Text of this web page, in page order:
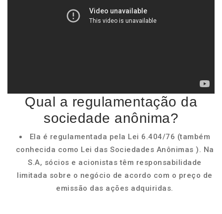
Qual a regulamentação da
sociedade anônima?
Ela é regulamentada pela Lei 6.404/76 (também
conhecida como Lei das Sociedades Anônimas ). Na
S.A, sócios e acionistas têm responsabilidade
limitada sobre o negócio de acordo com o preço de
emissão das ações adquiridas.